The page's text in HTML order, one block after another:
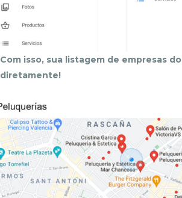
Com isso, sua listagem de empresas
diretamente!